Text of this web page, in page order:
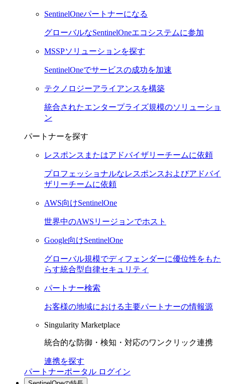
SentinelOneパートナーになる
グローバルなSentinelOneエコシステムに参加
MSSPソリューションを探す
SentinelOneでサービスの成功を加速
テクノロジーアライアンスを構築
統合されたエンタープライズ規模のソリューショ
ン
パートナーを探す
レスポンスまたはアドバイザリーチームに依頼
プロフェッショナルなレスポンスおよびアドバイ
ザリーチームに依頼
AWS向けSentinelOne
世界中のAWSリージョンでホスト
Google向けSentinelOne
グローバル規模でディフェンダーに優位性をもた
らす統合型自律セキュリティ
パートナー検索
お客様の地域における主要パートナーの情報源
Singularity Marketplace
統合的な防御・検知・対応のワンクリック連携
連携を探す
パートナーポータル ログイン